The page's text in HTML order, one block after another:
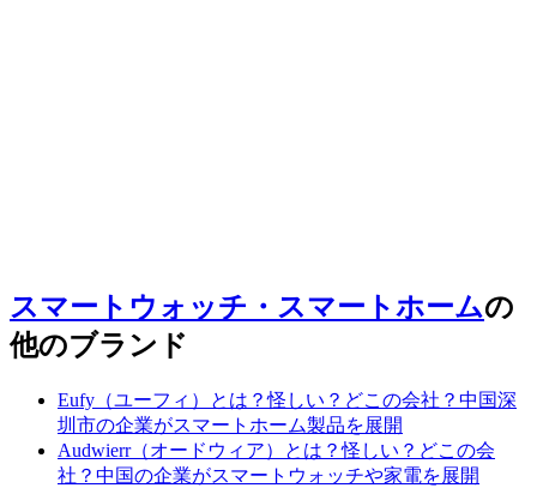
スマートウォッチ・スマートホームの
他のブランド
Eufy（ユーフィ）とは？怪しい？どこの会社？中国深
圳市の企業がスマートホーム製品を展開
Audwierr（オードウィア）とは？怪しい？どこの会
社？中国の企業がスマートウォッチや家電を展開